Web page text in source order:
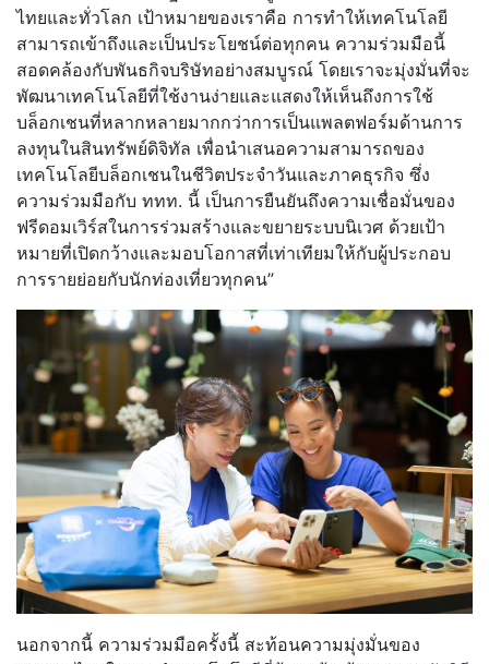
ไทยและทั่วโลก เป้าหมายของเราคือ การทำให้เทคโนโลยี
สามารถเข้าถึงและเป็นประโยชน์ต่อทุกคน ความร่วมมือนี้
สอดคล้องกับพันธกิจบริษัทอย่างสมบูรณ์ โดยเราจะมุ่งมั่นที่จะ
พัฒนาเทคโนโลยีที่ใช้งานง่ายและแสดงให้เห็นถึงการใช้
บล็อกเชนที่หลากหลายมากกว่าการเป็นแพลตฟอร์มด้านการ
ลงทุนในสินทรัพย์ดิจิทัล เพื่อนำเสนอความสามารถของ
เทคโนโลยีบล็อกเชนในชีวิตประจำวันและภาคธุรกิจ ซึ่ง
ความร่วมมือกับ ททท. นี้ เป็นการยืนยันถึงความเชื่อมั่นของ
ฟรีดอมเวิร์สในการร่วมสร้างและขยายระบบนิเวศ ด้วยเป้า
หมายที่เปิดกว้างและมอบโอกาสที่เท่าเทียมให้กับผู้ประกอบ
การรายย่อยกับนักท่องเที่ยวทุกคน”
นอกจากนี้ ความร่วมมือครั้งนี้ สะท้อนความมุ่งมั่นของ